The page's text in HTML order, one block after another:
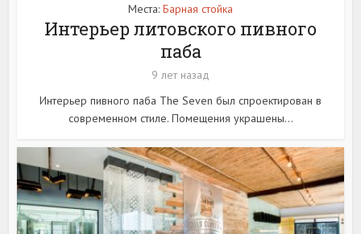
Места: Барная стойка
Интерьер литовского пивного
паба
9 лет назад
Интерьер пивного паба The Seven был спроектирован в
современном стиле. Помещения украшены...